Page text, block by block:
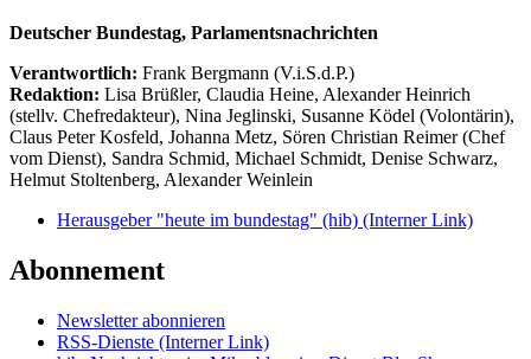
Deutscher Bundestag, Parlamentsnachrichten
Verantwortlich: Frank Bergmann (V.i.S.d.P.)
Redaktion: Lisa Brüßler, Claudia Heine, Alexander Heinrich
(stellv. Chefredakteur), Nina Jeglinski, Susanne Ködel (Volontärin),
Claus Peter Kosfeld, Johanna Metz, Sören Christian Reimer (Chef
vom Dienst), Sandra Schmid, Michael Schmidt, Denise Schwarz,
Helmut Stoltenberg, Alexander Weinlein
Herausgeber "heute im bundestag" (hib) (Interner Link)
Abonnement
Newsletter abonnieren
RSS-Dienste (Interner Link)